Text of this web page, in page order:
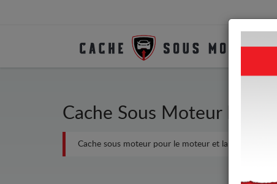
Cache Sous Moteur
Cache sous moteur pour le moteur et la boîte de